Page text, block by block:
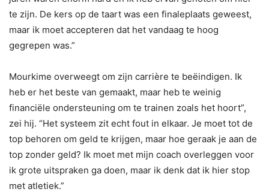
te zijn. De kers op de taart was een finaleplaats geweest,
maar ik moet accepteren dat het vandaag te hoog
gegrepen was.”
Mourkime overweegt om zijn carrière te beëindigen. Ik
heb er het beste van gemaakt, maar heb te weinig
financiële ondersteuning om te trainen zoals het hoort”,
zei hij. “Het systeem zit echt fout in elkaar. Je moet tot de
top behoren om geld te krijgen, maar hoe geraak je aan de
top zonder geld? Ik moet met mijn coach overleggen voor
ik grote uitspraken ga doen, maar ik denk dat ik hier stop
met atletiek.”